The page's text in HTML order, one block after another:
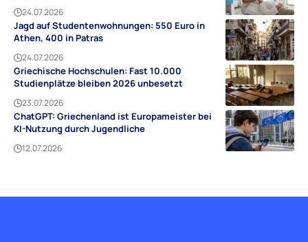
24.07.2026
Jagd auf Studentenwohnungen: 550 Euro in
Athen, 400 in Patras
24.07.2026
Griechische Hochschulen: Fast 10.000
Studienplätze bleiben 2026 unbesetzt
23.07.2026
ChatGPT: Griechenland ist Europameister bei
KI-Nutzung durch Jugendliche
12.07.2026